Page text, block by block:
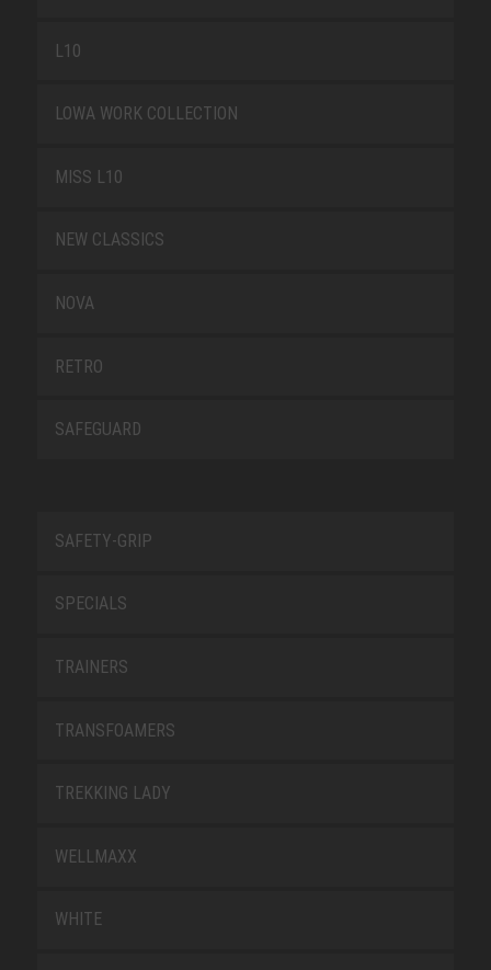
L10
LOWA WORK COLLECTION
MISS L10
NEW CLASSICS
NOVA
RETRO
SAFEGUARD
SAFETY-GRIP
SPECIALS
TRAINERS
TRANSFOAMERS
TREKKING LADY
WELLMAXX
WHITE